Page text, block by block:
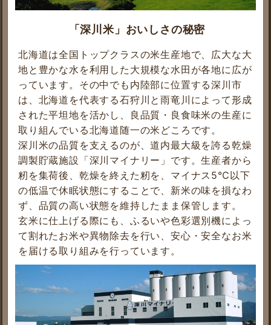
「深川米」おいしさの秘密
北海道は全国トップクラスの米生産地で、広大な大
地と豊かな水を利用した大規模な水田が各地に広が
っています。その中でも内陸部に位置する深川市
は、北海道を代表する石狩川と雨竜川によって形成
された平坦地を活かし、良品質・良食味米の生産に
取り組んでいる北海道随一の米どころです。
深川米の品質を支えるのが、道内最大級を誇る乾燥
調製貯蔵施設「深川マイナリー」です。生産者から
籾を集荷後、乾燥を終えた籾を、マイナス5℃以下
の低温で休眠状態にすることで、新米の味を損なわ
ず、品質の高い状態を維持したまま保管します。
玄米に仕上げる際にも、ふるいや色彩選別機によっ
て割れたお米や異物除去を行い、安心・安全なお米
を届ける取り組みを行っています。